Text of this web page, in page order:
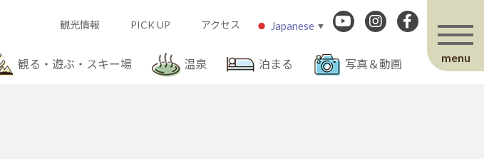
観光情報 PICK UP アクセス Japanese ▼
menu
観る・遊ぶ・スキー場 温泉 泊まる 写真＆動画